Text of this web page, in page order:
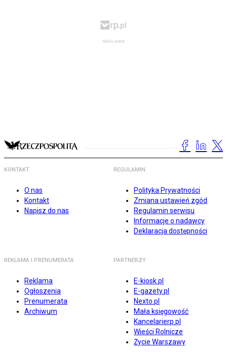
KONTAKT
O nas
Kontakt
Napisz do nas
REGULAMIN
Polityka Prywatności
Zmiana ustawień zgód
Regulamin serwisu
Informacje o nadawcy
Deklaracja dostępności
REKLAMA I PRENUMERATA
Reklama
Ogłoszenia
Prenumerata
Archiwum
PARTNERZY
E-kiosk.pl
E-gazety.pl
Nexto.pl
Mała księgowość
Kancelarierp.pl
Wieści Rolnicze
Życie Warszawy